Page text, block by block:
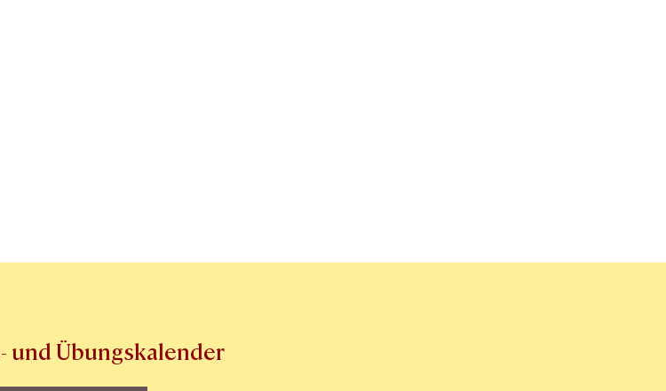
und Übungskalender